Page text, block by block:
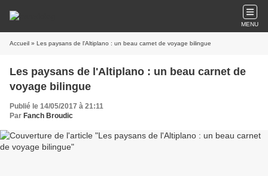
MENU
Accueil » Les paysans de l'Altiplano : un beau carnet de voyage bilingue
Les paysans de l'Altiplano : un beau carnet de
voyage bilingue
Publié le 14/05/2017 à 21:11
Par Fanch Broudic